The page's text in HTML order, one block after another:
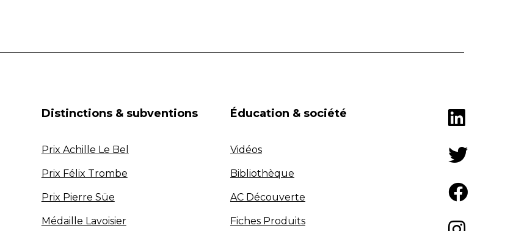
Distinctions & subventions
Prix Achille Le Bel
Prix Félix Trombe
Prix Pierre Süe
Médaille Lavoisier
Éducation & société
Vidéos
Bibliothèque
AC Découverte
Fiches Produits